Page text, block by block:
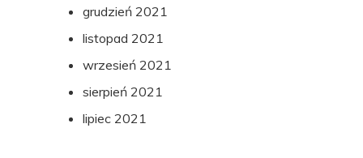
grudzień 2021
listopad 2021
wrzesień 2021
sierpień 2021
lipiec 2021